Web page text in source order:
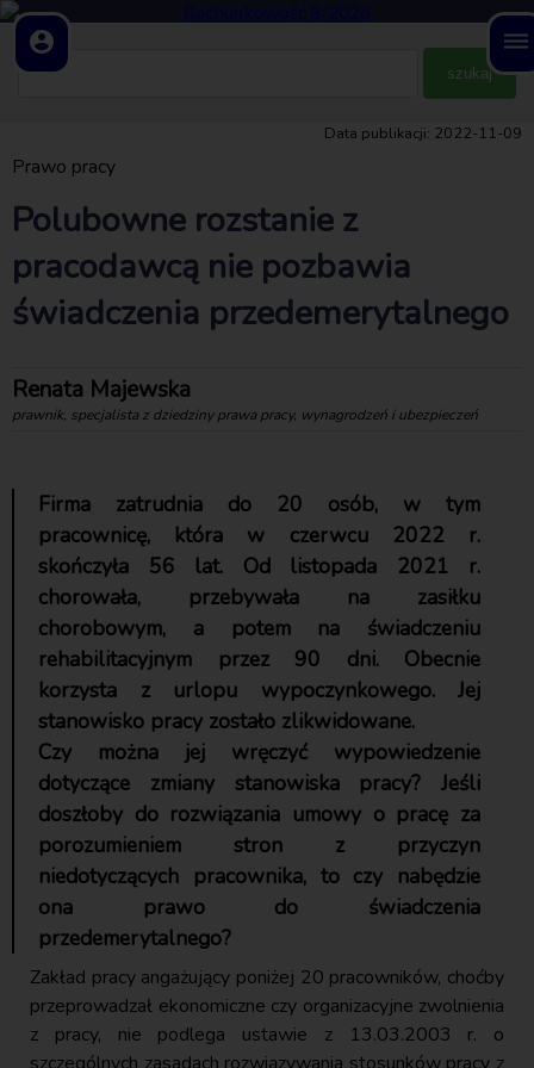
account_circle dehaze
Data publikacji: 2022-11-09
Prawo pracy
Polubowne rozstanie z
pracodawcą nie pozbawia
świadczenia przedemerytalnego
Renata Majewska
prawnik, specjalista z dziedziny prawa pracy, wynagrodzeń i ubezpieczeń
Firma zatrudnia do 20 osób, w tym
pracownicę, która w czerwcu 2022 r.
skończyła 56 lat. Od listopada 2021 r.
chorowała, przebywała na zasiłku
chorobowym, a potem na świadczeniu
rehabilitacyjnym przez 90 dni. Obecnie
korzysta z urlopu wypoczynkowego. Jej
stanowisko pracy zostało zlikwidowane.
Czy można jej wręczyć wypowiedzenie
dotyczące zmiany stanowiska pracy? Jeśli
doszłoby do rozwiązania umowy o pracę za
porozumieniem stron z przyczyn
niedotyczących pracownika, to czy nabędzie
ona prawo do świadczenia
przedemerytalnego?
Zakład pracy angażujący poniżej 20 pracowników, choćby
przeprowadzał ekonomiczne czy organizacyjne zwolnienia
z pracy, nie podlega ustawie z 13.03.2003 r. o